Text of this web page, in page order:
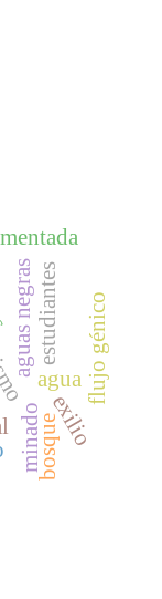
aguas negras
minadobosque
agua
estudiantes
exilio
flujo génico